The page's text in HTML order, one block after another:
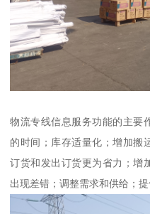
物流专线信息服务功能的主要
的时间；库存适量化；增加搬
订货和发出订货更为省力；增
出现差错；调整需求和供给；提